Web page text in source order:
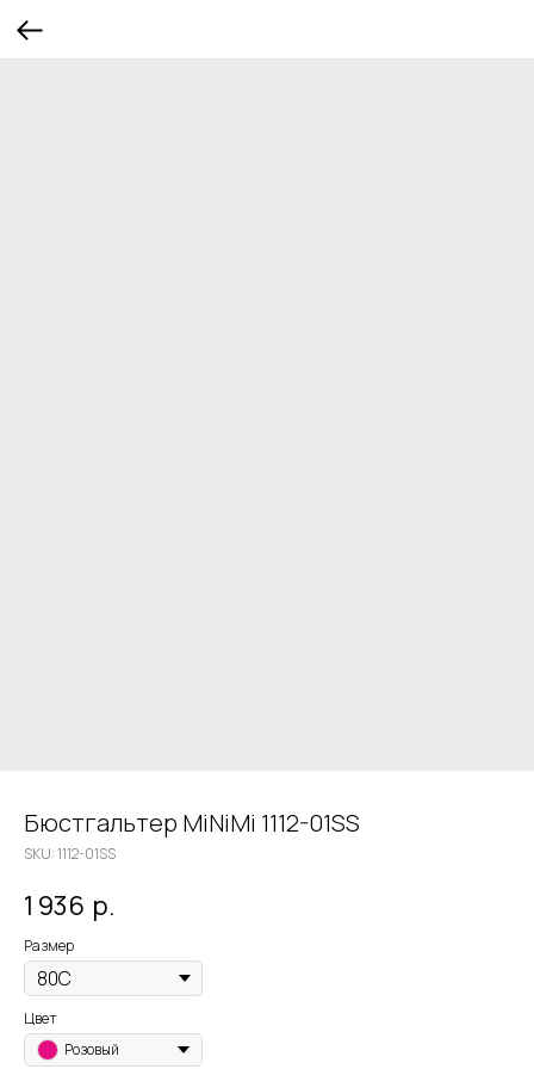
Бюстгальтер MiNiMi 1112-01SS
SKU:1112-01SS
1 936 р.
Размер
Цвет
Розовый